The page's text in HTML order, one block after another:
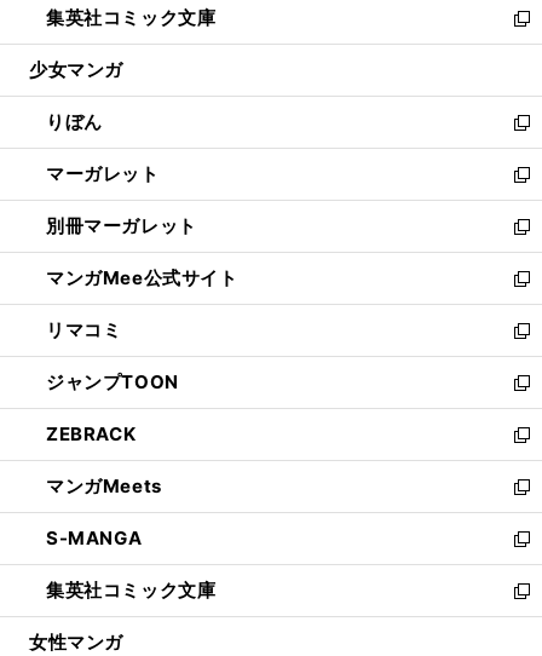
く
で
開
ド
ウ
開
く
ィ
ン
ウ
で
開
く
い
ウ
ン
ド
ウ
で
開
く
集英社コミック文庫
新
し
ウ
ィ
ン
ド
ウ
で
開
く
少女マンガ
りぼん
新
し
い
ウ
ィ
ン
ド
ウ
で
開
く
マーガレット
新
し
い
ウ
ィ
ン
ド
ウ
で
開
く
別冊マーガレット
新
し
い
ウ
ィ
ン
ド
ウ
で
開
く
マンガMee公式サイト
新
し
い
ウ
ィ
ン
ド
ウ
で
開
く
リマコミ
新
し
い
ウ
ィ
ン
ド
ウ
で
開
く
ジャンプTOON
新
し
い
ウ
ィ
ン
ド
ウ
で
開
ZEBRACK
新
し
い
ウ
ィ
ン
ド
ウ
マンガMeets
新
し
い
ウ
ィ
ン
S-MANGA
新
し
い
ウ
集英社コミック文庫
新
し
女性マンガ